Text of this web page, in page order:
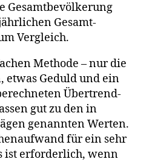
Gesamtbevölkerung
Gesamt-
Vergleich.
Methode – nur die
etwas Geduld und ein
Übertrend-
gut zu den in
genannten Werten.
für ein sehr
ist erforderlich, wenn